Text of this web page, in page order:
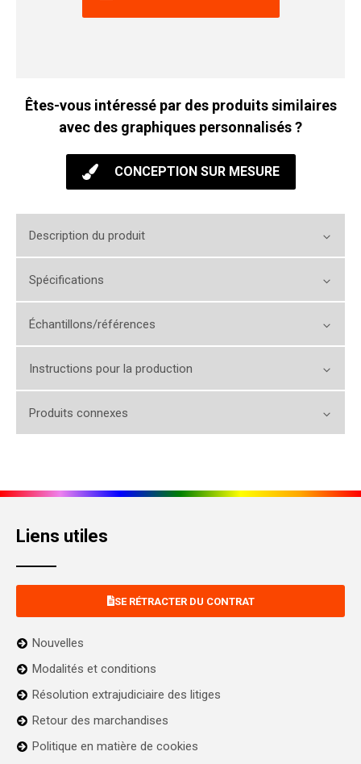
Êtes-vous intéressé par des produits similaires
avec des graphiques personnalisés ?
CONCEPTION SUR MESURE
Description du produit
Spécifications
Échantillons/références
Instructions pour la production
Produits connexes
Liens utiles
SE RÉTRACTER DU CONTRAT
Nouvelles
Modalités et conditions
Résolution extrajudiciaire des litiges
Retour des marchandises
Politique en matière de cookies